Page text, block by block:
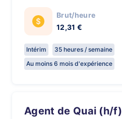
Brut/heure
12,31 €
Intérim
35 heures / semaine
Au moins 6 mois d'expérience
Agent de Quai (h/f)